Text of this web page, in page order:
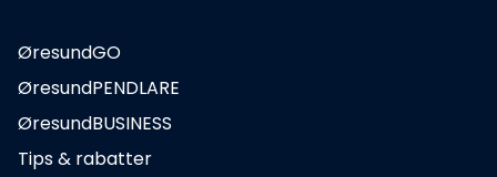
ØresundGO
ØresundPENDLARE
ØresundBUSINESS
Tips & rabatter